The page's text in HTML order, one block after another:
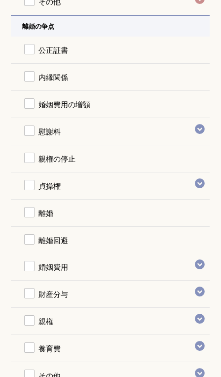
離婚の争点
公正証書
内縁関係
婚姻費用の増額
慰謝料
親権の停止
貞操権
離婚
離婚回避
婚姻費用
財産分与
親権
養育費